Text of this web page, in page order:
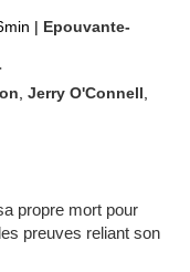
| Epouvante-
,Jerry O'Connell
propre mort pour
preuves reliant son